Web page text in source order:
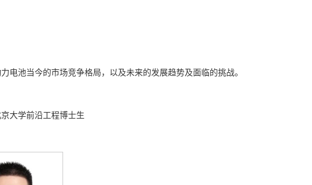
电池当今的市场竞争格局，以及未来的发展趋势及面临的挑战。
大学前沿工程博士生